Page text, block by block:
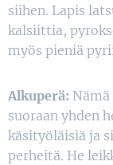
siihen. Lapis
kalsiittia,
myös pieniä
Alkuperä:
suoraan yhden
käsityöläisiä ja
perheitä. He